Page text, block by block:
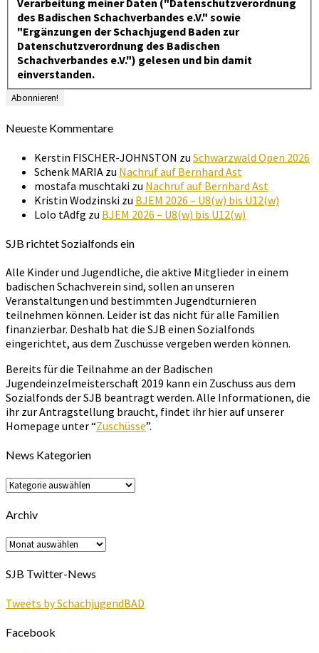
Verarbeitung meiner Daten ("Datenschutzverordnung
des Badischen Schachverbandes e.V." sowie
"Ergänzungen der Schachjugend Baden zur
Datenschutzverordnung des Badischen
Schachverbandes e.V.") gelesen und bin damit
einverstanden.
Neueste Kommentare
Kerstin FISCHER-JOHNSTON zu Schwarzwald Open 2026
Schenk MARIA zu Nachruf auf Bernhard Ast
mostafa muschtaki zu Nachruf auf Bernhard Ast
Kristin Wodzinski zu BJEM 2026 – U8(w) bis U12(w)
Lolo tAdfg zu BJEM 2026 – U8(w) bis U12(w)
SJB richtet Sozialfonds ein
Alle Kinder und Jugendliche, die aktive Mitglieder in einem
badischen Schachverein sind, sollen an unseren
Veranstaltungen und bestimmten Jugendturnieren
teilnehmen können. Leider ist das nicht für alle Familien
finanzierbar. Deshalb hat die SJB einen Sozialfonds
eingerichtet, aus dem Zuschüsse vergeben werden können.
Bereits für die Teilnahme an der Badischen
Jugendeinzelmeisterschaft 2019 kann ein Zuschuss aus dem
Sozialfonds der SJB beantragt werden. Alle Informationen, die
ihr zur Antragstellung braucht, findet ihr hier auf unserer
Homepage unter “Zuschüsse”.
News Kategorien
News
Kategorien
Archiv
Archiv
SJB Twitter-News
Tweets by SchachjugendBAD
Facebook